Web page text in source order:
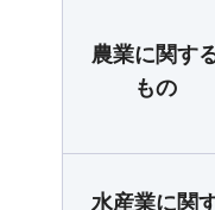
農業に関す
もの
水産業に関